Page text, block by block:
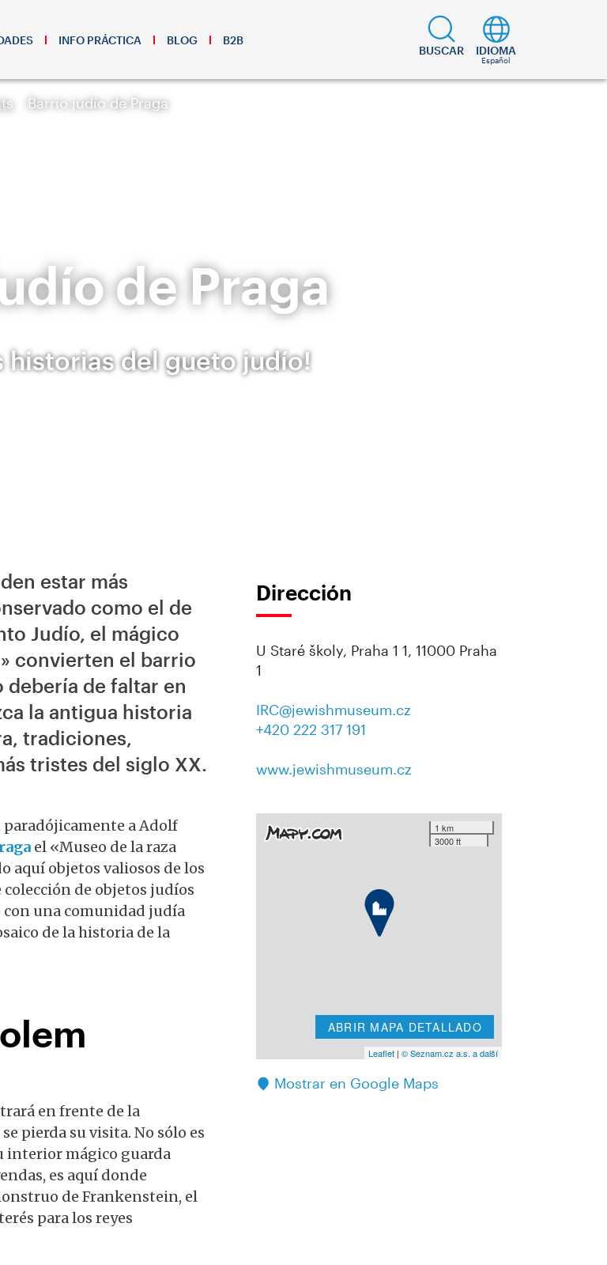
INFO PRÁCTICA BLOG B2B
BUSCAR IDIOMA
Español
Barrio judío de Praga
de Praga
historias del gueto judío!
estar más
como el de
Judío, el mágico
convierten el barrio
debería de faltar en
la antigua historia
tradiciones,
tristes del siglo XX.
paradójicamente a Adolf
el «Museo de la raza
aquí objetos valiosos de los
de objetos judíos
con una comunidad judía
de la historia de la
en frente de la
se pierda su visita. No sólo es
interior mágico guarda
es aquí donde
de Frankenstein, el
para los reyes
Dirección
U Staré školy, Praha 1 1, 11000 Praha
1
IRC@jewishmuseum.cz
+420 222 317 191
www.jewishmuseum.cz
1 km
3000 ft
ABRIR MAPA DETALLADO
Leaflet| © Seznam.cz a.s. a další
Mostrar en Google Maps